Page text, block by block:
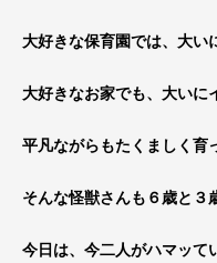
大好きな保育園では、大い
大好きなお家でも、大いに
平凡ながらもたくましく育
そんな怪獣さんも６歳と３
今日は、今二人がハマッて